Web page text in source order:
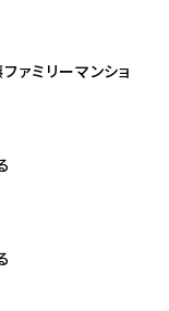
ァミリーマンショ